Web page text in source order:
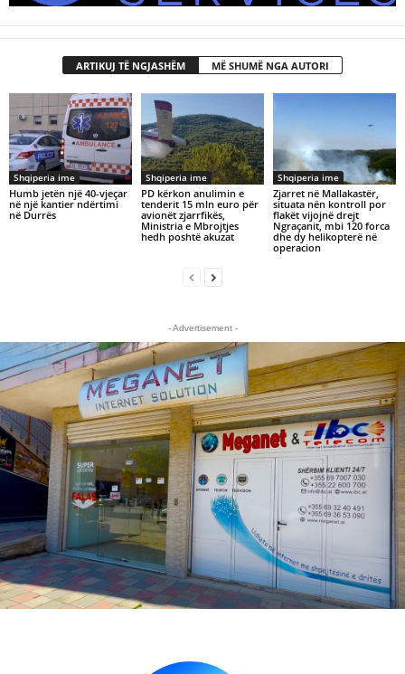
ARTIKUJ TË NGJASHËM MË SHUMË NGA AUTORI
Shqiperia ime
Humb jetën një 40-vjeçar
në një kantier ndërtimi
në Durrës
Shqiperia ime
PD kërkon anulimin e
tenderit 15 mln euro për
avionët zjarrfikës,
Ministria e Mbrojtjes
hedh poshtë akuzat
Shqiperia ime
Zjarret në Mallakastër,
situata nën kontroll por
flakët vijojnë drejt
Ngraçanit, mbi 120 forca
dhe dy helikopterë në
operacion
- Advertisement -